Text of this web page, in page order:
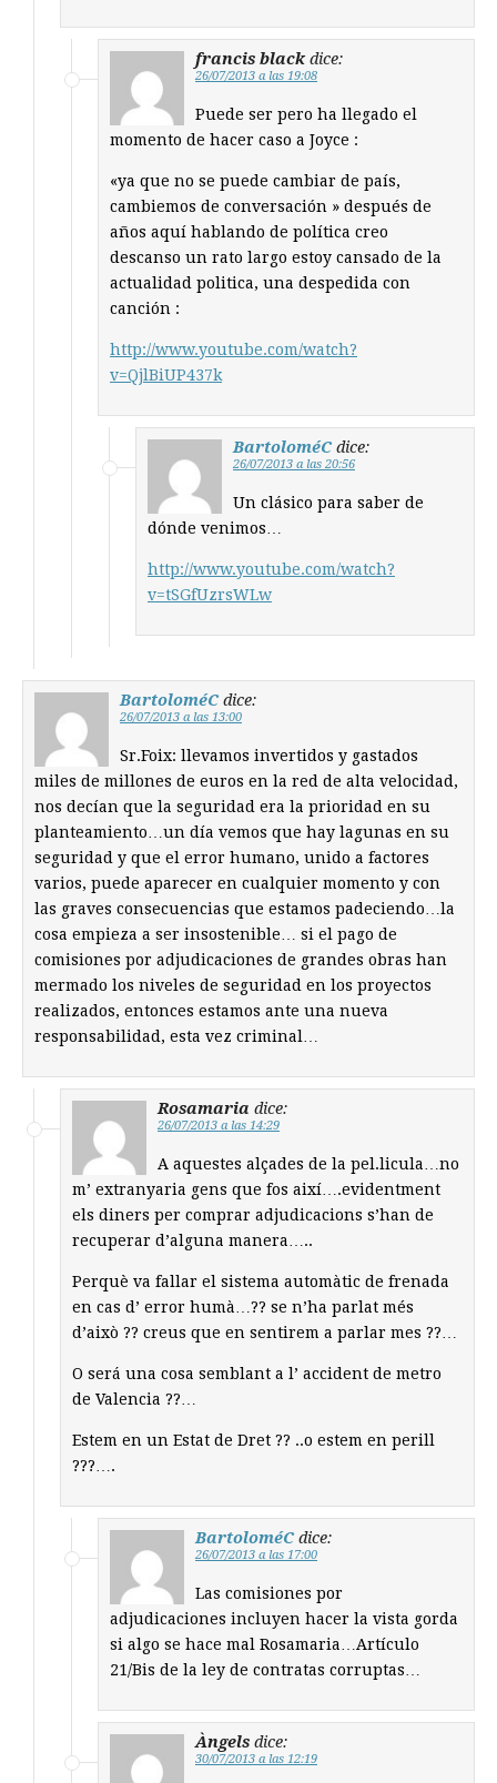
francis black dice:
26/07/2013 a las 19:08
Puede ser pero ha llegado el
momento de hacer caso a Joyce :
«ya que no se puede cambiar de país,
cambiemos de conversación » después de
años aquí hablando de política creo
descanso un rato largo estoy cansado de la
actualidad politica, una despedida con
canción :
http://www.youtube.com/watch?
v=QjlBiUP437k
BartoloméC dice:
26/07/2013 a las 20:56
Un clásico para saber de
dónde venimos…
http://www.youtube.com/watch?
v=tSGfUzrsWLw
BartoloméC dice:
26/07/2013 a las 13:00
Sr.Foix: llevamos invertidos y gastados
miles de millones de euros en la red de alta velocidad,
nos decían que la seguridad era la prioridad en su
planteamiento…un día vemos que hay lagunas en su
seguridad y que el error humano, unido a factores
varios, puede aparecer en cualquier momento y con
las graves consecuencias que estamos padeciendo…la
cosa empieza a ser insostenible… si el pago de
comisiones por adjudicaciones de grandes obras han
mermado los niveles de seguridad en los proyectos
realizados, entonces estamos ante una nueva
responsabilidad, esta vez criminal…
Rosamaria dice:
26/07/2013 a las 14:29
A aquestes alçades de la pel.licula…no
m’ extranyaria gens que fos així….evidentment
els diners per comprar adjudicacions s’han de
recuperar d’alguna manera…..
Perquè va fallar el sistema automàtic de frenada
en cas d’ error humà…?? se n’ha parlat més
d’això ?? creus que en sentirem a parlar mes ??…
O será una cosa semblant a l’ accident de metro
de Valencia ??…
Estem en un Estat de Dret ?? ..o estem en perill
???….
BartoloméC dice:
26/07/2013 a las 17:00
Las comisiones por
adjudicaciones incluyen hacer la vista gorda
si algo se hace mal Rosamaria…Artículo
21/Bis de la ley de contratas corruptas…
Àngels dice:
30/07/2013 a las 12:19